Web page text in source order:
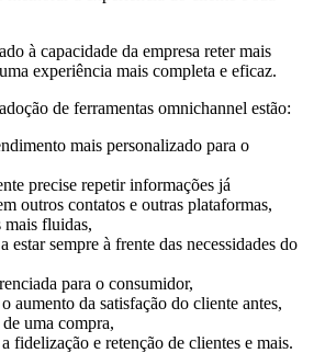
à capacidade da empresa reter mais
experiência mais completa e eficaz.
de ferramentas omnichannel estão:
mais personalizado para o
precise repetir informações já
outros contatos e outras plataformas,
mais fluidas,
estar sempre à frente das necessidades do
para o consumidor,
aumento da satisfação do cliente antes,
uma compra,
fidelização e retenção de clientes e mais.